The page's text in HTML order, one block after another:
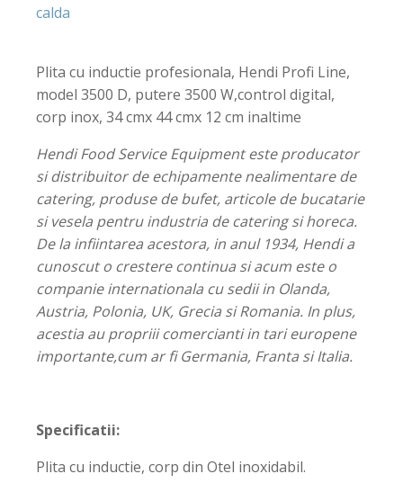
calda
Plita cu inductie profesionala, Hendi Profi Line,
model 3500 D, putere 3500 W,control digital,
corp inox, 34 cmx 44 cmx 12 cm inaltime
Hendi Food Service Equipment este producator
si distribuitor de echipamente nealimentare de
catering, produse de bufet, articole de bucatarie
si vesela pentru industria de catering si horeca.
De la infiintarea acestora, in anul 1934, Hendi a
cunoscut o crestere continua si acum este o
companie internationala cu sedii in Olanda,
Austria, Polonia, UK, Grecia si Romania. In plus,
acestia au propriii comercianti in tari europene
importante,cum ar fi Germania, Franta si Italia.
Specificatii:
Plita cu inductie, corp din Otel inoxidabil.